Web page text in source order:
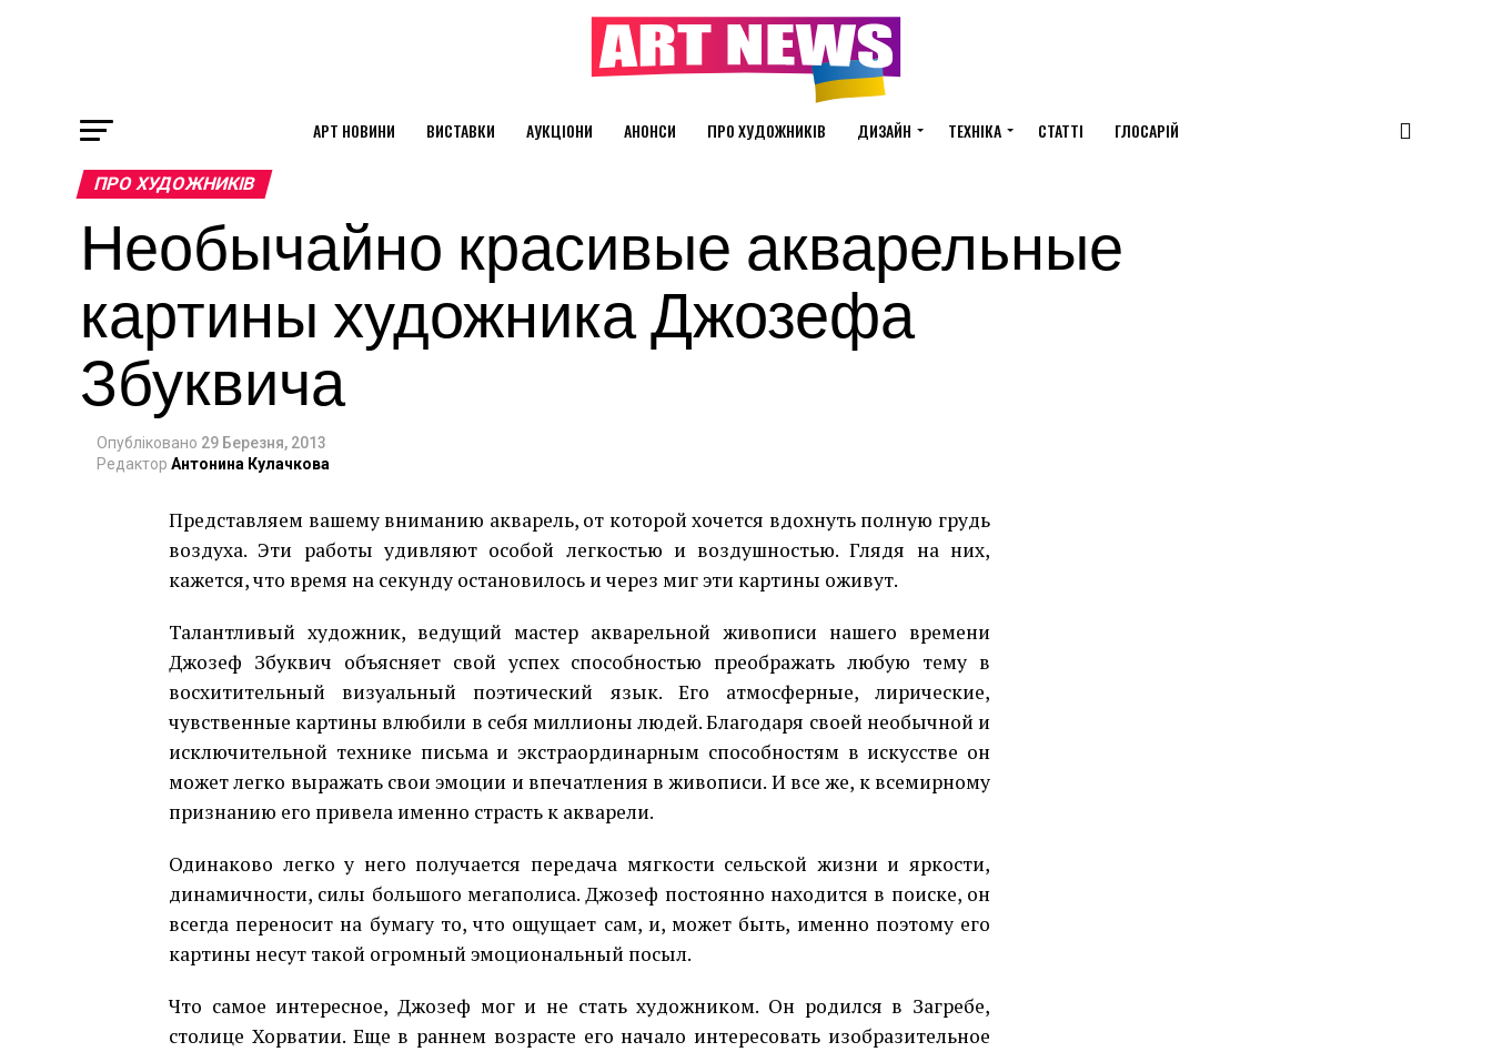
АРТ НОВИНИ ВИСТАВКИ АУКЦІОНИ АНОНСИ ПРО ХУДОЖНИКІВ ДИЗАЙН ТЕХНІКА СТАТТІ ГЛОСАРІЙ
ПРО ХУДОЖНИКІВ
Необычайно красивые акварельные
картины художника Джозефа
Збуквича
Опубліковано 29 Березня, 2013
Редактор Антонина Кулачкова
Представляем вашему вниманию акварель, от которой хочется вдохнуть полную грудь
воздуха. Эти работы удивляют особой легкостью и воздушностью. Глядя на них,
кажется, что время на секунду остановилось и через миг эти картины оживут.
Талантливый художник, ведущий мастер акварельной живописи нашего времени
Джозеф Збуквич объясняет свой успех способностью преображать любую тему в
восхитительный визуальный поэтический язык. Его атмосферные, лирические,
чувственные картины влюбили в себя миллионы людей. Благодаря своей необычной и
исключительной технике письма и экстраординарным способностям в искусстве он
может легко выражать свои эмоции и впечатления в живописи. И все же, к всемирному
признанию его привела именно страсть к акварели.
Одинаково легко у него получается передача мягкости сельской жизни и яркости,
динамичности, силы большого мегаполиса. Джозеф постоянно находится в поиске, он
всегда переносит на бумагу то, что ощущает сам, и, может быть, именно поэтому его
картины несут такой огромный эмоциональный посыл.
Что самое интересное, Джозеф мог и не стать художником. Он родился в Загребе,
столице Хорватии. Еще в раннем возрасте его начало интересовать изобразительное